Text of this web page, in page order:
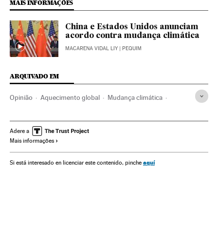
MAIS INFORMAÇÕES
China e Estados Unidos anunciam
acordo contra mudança climática
MACARENA VIDAL LIY | PEQUIM
ARQUIVADO EM
Opinião Aquecimento global Mudança climática
Problemas ambientais Meio ambiente
Adere a
Mais informações
Si está interesado en licenciar este contenido, pinche aquí